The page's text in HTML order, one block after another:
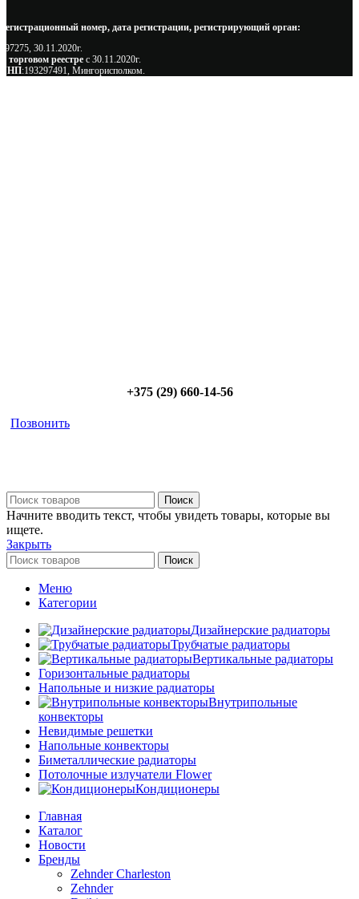
Регистрационный номер, дата регистрации, регистрирующий орган:
497275, 30.11.2020г.
В торговом реестре с 30.11.2020г.
УНП:193297491, Мингорисполком.
+375 (29) 660-14-56
Позвонить
Поиск
Начните вводить текст, чтобы увидеть товары, которые вы
ищете.
Закрыть
Поиск
Меню
Категории
Дизайнерские радиаторы
Трубчатые радиаторы
Вертикальные радиаторы
Горизонтальные радиаторы
Напольные и низкие радиаторы
Внутрипольные
конвекторы
Невидимые решетки
Напольные конвекторы
Биметаллические радиаторы
Потолочные излучатели Flower
Кондиционеры
Главная
Каталог
Новости
Бренды
Zehnder Charleston
Zehnder